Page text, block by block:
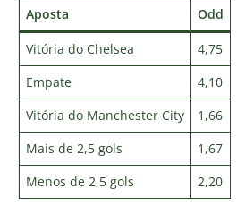
Aposta Odd
Vitória do Chelsea
4,75
Empate
4,10
Vitória do Manchester City
1,66
Mais de 2,5 gols
1,67
Menos de 2,5 gols
2,20